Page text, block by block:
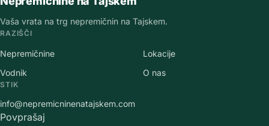
Vaša vrata na trg nepremičnin na Tajskem.
RAZIŠČI
Nepremičnine
Lokacije
Vodnik
O nas
STIK
info@nepremicninenatajskem.com
Povprašaj